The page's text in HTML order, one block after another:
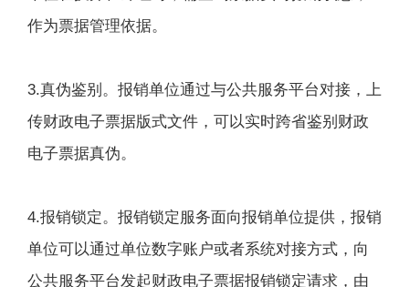
作为票据管理依据。
3.真伪鉴别。报销单位通过与公共服务平台对接，上
传财政电子票据版式文件，可以实时跨省鉴别财政
电子票据真伪。
4.报销锁定。报销锁定服务面向报销单位提供，报销
单位可以通过单位数字账户或者系统对接方式，向
公共服务平台发起财政电子票据报销锁定请求，由